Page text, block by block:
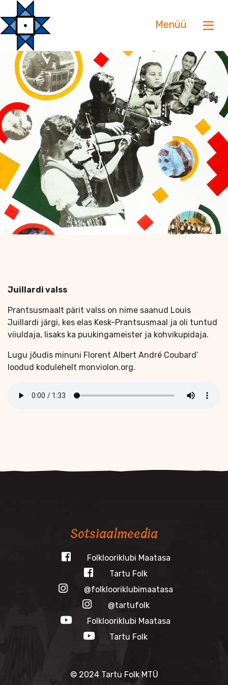
Menüü
Juillardi valss
Prantsusmaalt pärit valss on nime saanud Louis
Juillardi järgi, kes elas Kesk-Prantsusmaal ja oli tuntud
viiuldaja, lisaks ka puukingameister ja kohvikupidaja.
Lugu jõudis minuni Florent Albert André Coubard’
loodud kodulehelt monviolon.org.
Sotsiaalmeedia
Folklooriklubi Maatasa
Tartu Folk
@folklooriklubimaatasa
@tartufolk
Folklooriklubi Maatasa
Tartu Folk
© 2024 Tartu Folk MTÜ